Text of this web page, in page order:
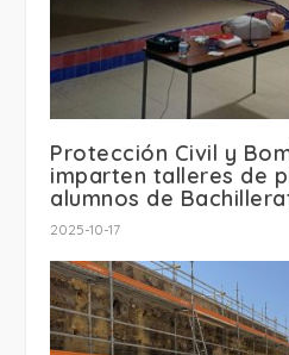
Protección Civil y
imparten talleres de
alumnos de
2025-10-17